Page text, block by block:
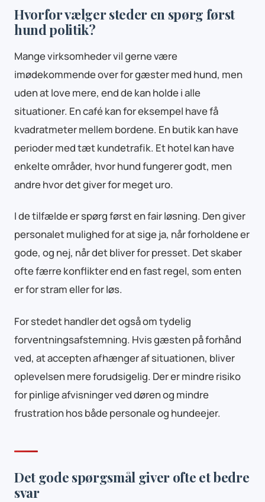
Hvorfor vælger steder en spørg først
hund politik?
Mange virksomheder vil gerne være
imødekommende over for gæster med hund, men
uden at love mere, end de kan holde i alle
situationer. En café kan for eksempel have få
kvadratmeter mellem bordene. En butik kan have
perioder med tæt kundetrafik. Et hotel kan have
enkelte områder, hvor hund fungerer godt, men
andre hvor det giver for meget uro.
I de tilfælde er spørg først en fair løsning. Den giver
personalet mulighed for at sige ja, når forholdene er
gode, og nej, når det bliver for presset. Det skaber
ofte færre konflikter end en fast regel, som enten
er for stram eller for løs.
For stedet handler det også om tydelig
forventningsafstemning. Hvis gæsten på forhånd
ved, at accepten afhænger af situationen, bliver
oplevelsen mere forudsigelig. Der er mindre risiko
for pinlige afvisninger ved døren og mindre
frustration hos både personale og hundeejer.
Det gode spørgsmål giver ofte et bedre
svar